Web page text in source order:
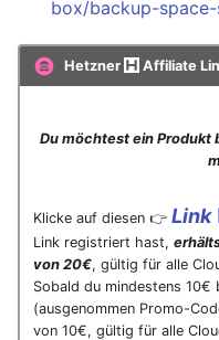
Mai 2020
März 2020
Dezember 2019
November 2019
box/backup-
Hetzner Affiliate
Du möchtest ein Produkt
Klicke auf diesen 👉 Link
Link registriert hast,
von 20€, gültig für alle
Sobald du mindestens 10€
(ausgenommen Promo-
von 10€, gültig für alle